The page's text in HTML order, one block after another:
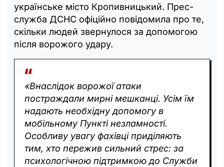
українське місто Кропивницький. Прес-
служба ДСНС офіційно повідомила про те,
скільки людей звернулося за допомогою
після ворожого удару.
«Внаслідок ворожої атаки
постраждали мирні мешканці. Усім їм
надають необхідну допомогу в
мобільному Пункті незламності.
Особливу увагу фахівці приділяють
тим, хто пережив сильний стрес: за
психологічною підтримкою до Служби